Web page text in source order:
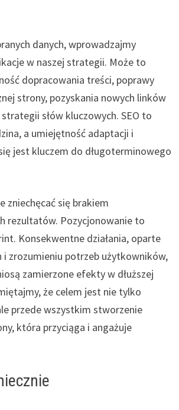
danych, wprowadzajmy
w naszej strategii. Może to
dopracowania treści, poprawy
strony, pozyskania nowych linków
słów kluczowych. SEO to
a umiejętność adaptacji i
jest kluczem do długoterminowego
zniechęcać się brakiem
rezultatów. Pozycjonowanie to
Konsekwentne działania, oparte
i zrozumieniu potrzeb użytkowników,
zamierzone efekty w dłuższej
że celem jest nie tylko
przede wszystkim stworzenie
która przyciąga i angażuje